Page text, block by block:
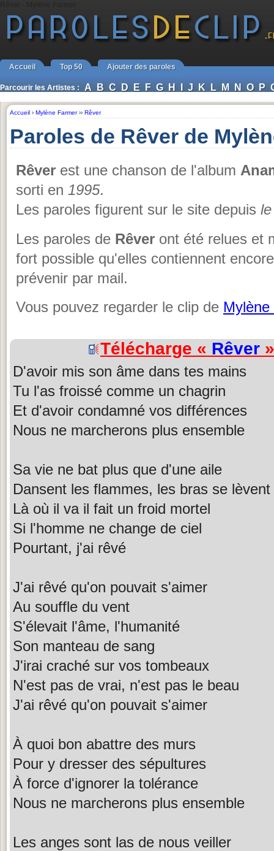
Accueil Top 50 Ajouter des paroles
Parcourir les Artistes : A B C D E F G H I J K L M N O P
Accueil › Mylène Farmer›› Rêver
Paroles de Rêver de
Rêver est une chanson de l'album
sorti en 1995.
Les paroles figurent sur le site depuis
Les paroles de Rêver ont été relues et
fort possible qu'elles contiennent
prévenir par mail.
Vous pouvez regarder le clip de
Télécharge « Rêver
D'avoir mis son âme dans tes mains
Tu l'as froissé comme un chagrin
Et d'avoir condamné vos différences
Nous ne marcherons plus ensemble
Sa vie ne bat plus que d'une aile
Dansent les flammes, les bras se lèvent
Là où il va il fait un froid mortel
Si l'homme ne change de ciel
Pourtant, j'ai rêvé
J'ai rêvé qu'on pouvait s'aimer
Au souffle du vent
S'élevait l'âme, l'humanité
Son manteau de sang
J'irai craché sur vos tombeaux
N'est pas de vrai, n'est pas le beau
J'ai rêvé qu'on pouvait s'aimer
À quoi bon abattre des murs
Pour y dresser des sépultures
À force d'ignorer la tolérance
Nous ne marcherons plus ensemble
Les anges sont las de nous veiller